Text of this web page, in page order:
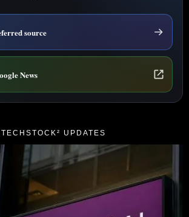
source
News
TECHSTOCK² UPDATES